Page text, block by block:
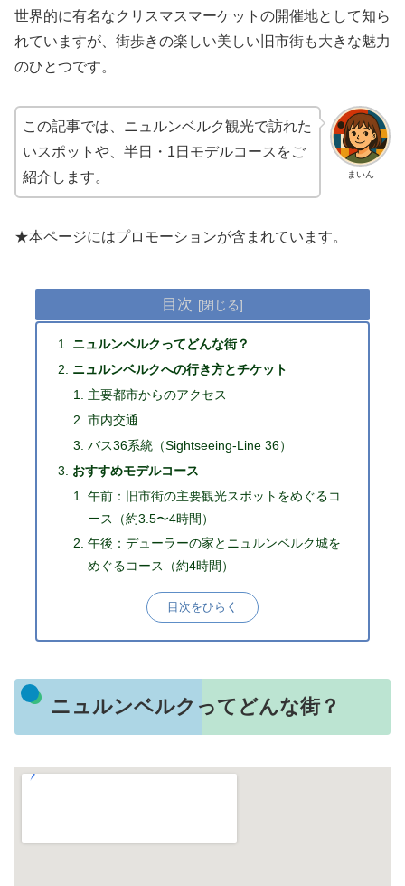
世界的に有名なクリスマスマーケットの開催地として知ら
れていますが、街歩きの楽しい美しい旧市街も大きな魅力
のひとつです。
まいん
この記事では、ニュルンベルク観光で訪れた
いスポットや、半日・1日モデルコースをご
紹介します。
★本ページにはプロモーションが含まれています。
目次
ニュルンベルクってどんな街？
ニュルンベルクへの行き方とチケット
主要都市からのアクセス
市内交通
バス36系統（Sightseeing-Line 36）
おすすめモデルコース
午前：旧市街の主要観光スポットをめぐるコ
ース（約3.5〜4時間）
午後：デューラーの家とニュルンベルク城を
めぐるコース（約4時間）
目次をひらく
ニュルンベルクってどんな街？